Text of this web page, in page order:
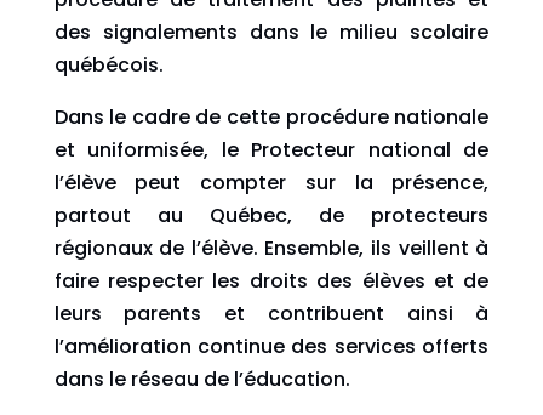
des signalements dans le milieu scolaire
québécois.
Dans le cadre de cette procédure nationale
et uniformisée, le Protecteur national de
l’élève peut compter sur la présence,
partout au Québec, de protecteurs
régionaux de l’élève. Ensemble, ils veillent à
faire respecter les droits des élèves et de
leurs parents et contribuent ainsi à
l’amélioration continue des services offerts
dans le réseau de l’éducation.